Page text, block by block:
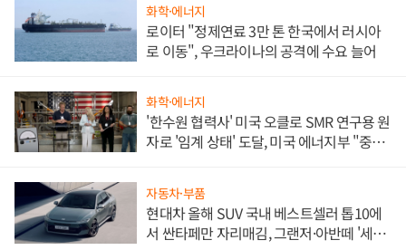
화학·에너지
로이터 "정제연료 3만 톤 한국에서 러시아
로 이동", 우크라이나의 공격에 수요 늘어
화학·에너지
'한수원 협력사' 미국 오클로 SMR 연구용 원
자로 '임계 상태' 도달, 미국 에너지부 "중요
자동차·부품
현대차 올해 SUV 국내 베스트셀러 톱10에
서 싼타페만 자리매김, 그랜저·아반떼 '세단